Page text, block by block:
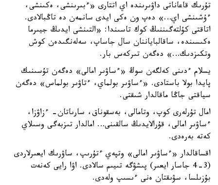
تۇرىك قاعاناتى داۋىرىندە اي اتتارى «ءبىرىنشى، ەكىنشى،
ءۇشىنشى اي…» دەپ ون ەكى ايدى سانمەن دە تاڭبالادى.
اتاقتى كۇلتەگىننىڭ كوك تاسىندا: «التىنشى ايدىڭ جيىرما
ەكىسىندە، ساقالباياننان سال جاساپ، سەلەنگىدەن كوش
وتكىزدىك…» دەگەن تىركەس بار.
يسلام ءدىنى كەلگەن سوڭ «ءساۋىر امالى» دەگەن تۇسىنىك
پايدا بولا باستادى. «ءساۋىر بولماي، ءتاۋىر بولماس» دەگەن
سياقتى جاڭا ماقالدار شىقتى.
امال تۇرلەرى كوپ، وتامالى، بەسقوناق، سارىاتان- ءزاۋزا،
ءساۋىر امالى، قۇرالايدىڭ سالقىنى… امالدار تىزبەگى وسىلاي
كەتە بەرەدى.
اقساقالدار «ءساۋىر امالى» وتپەي ءتۇرىپ، ساۋرىك ايعىرلاردى
(3-4 جاسار ايعىر) پىشۋگە تىيىم سالادى. اۋا رايى كەنەت
بۇزىلسا، سۋىقتان ەنى ءىسىپ ولەدى.